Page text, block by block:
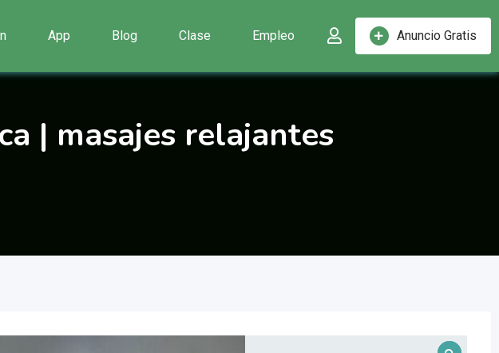
Anuncio Gratis
App Blog Clase Empleo
| masajes relajantes